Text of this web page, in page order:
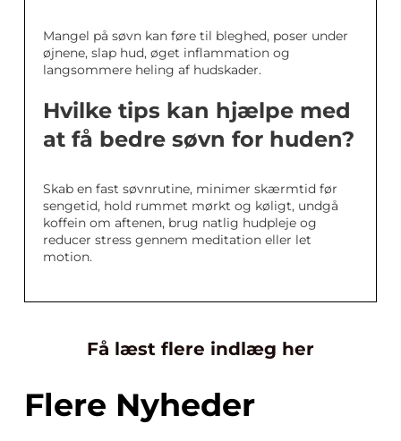
Mangel på søvn kan føre til bleghed, poser under
øjnene, slap hud, øget inflammation og
langsommere heling af hudskader.
Hvilke tips kan hjælpe med
at få bedre søvn for huden?
Skab en fast søvnrutine, minimer skærmtid før
sengetid, hold rummet mørkt og køligt, undgå
koffein om aftenen, brug natlig hudpleje og
reducer stress gennem meditation eller let
motion.
Få læst flere indlæg her
Flere Nyheder